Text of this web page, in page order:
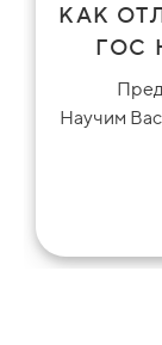
КАК
ГОС
Научим